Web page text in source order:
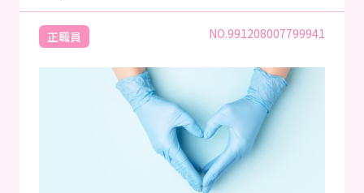
正職員 NO.991208007799941